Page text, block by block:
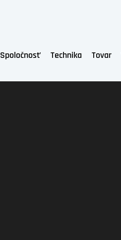
Spoločnosť Technika Tovar